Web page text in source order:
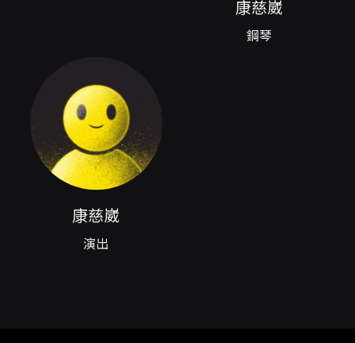
幻想曲》等，是以「詩」與「火」兩種象徵互為
照映的節目編排。 從音樂語言來看，拉莫代表巴
洛克的結構與精緻裝飾語彙，其古典秩序感能帶
塔瓦拉的《火誡》以現代作曲手法塑造強烈的時
代內涵與能量爆發；蒙波與法雅分別代表西班牙
微妙的懷舊與熱烈民俗色彩，兩者在音色與節奏
的處理上各有細緻的民族情調。將此等風格並置
於同一場演出，不僅形成時代與地域的對話，也
在情感光譜上呈現從內省到爆發、從冷冽到炙熱
互補。她自幼習藝，旅美深造於曼哈頓音樂學
院，師事Dr. Solomon Mikowsky，並取得學士
與碩士學位，現於該校攻讀音樂藝術博士，師從
康慈崴
鋼琴
康慈崴
演出